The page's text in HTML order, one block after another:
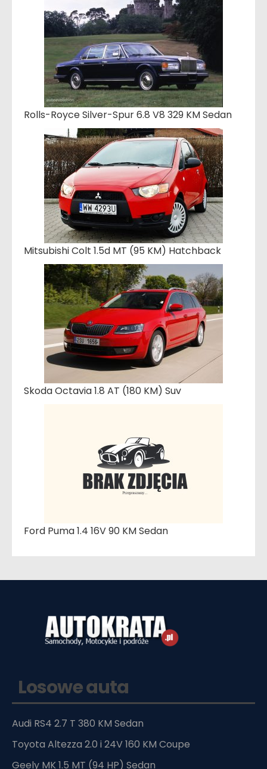
Rolls-Royce Silver-Spur 6.8 V8 329 KM Sedan
Mitsubishi Colt 1.5d MT (95 KM) Hatchback
Skoda Octavia 1.8 AT (180 KM) Suv
Ford Puma 1.4 16V 90 KM Sedan
Losowe auta
Audi RS4 2.7 T 380 KM Sedan
Toyota Altezza 2.0 i 24V 160 KM Coupe
Geely MK 1.5 MT (94 HP) Sedan